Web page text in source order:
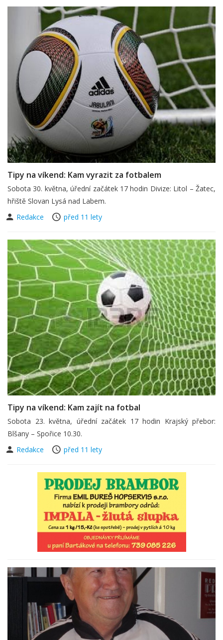
Tipy na víkend: Kam vyrazit za fotbalem
Sobota 30. května, úřední začátek 17 hodin Divize: Litol – Žatec,
hřiště Slovan Lysá nad Labem.
Redakce
před 11 lety
Tipy na víkend: Kam zajít na fotbal
Sobota 23. května, úřední začátek 17 hodin Krajský přebor:
Blšany – Spořice 10.30.
Redakce
před 11 lety